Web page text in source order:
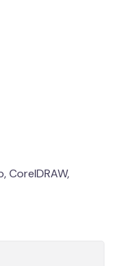
CorelDRAW,